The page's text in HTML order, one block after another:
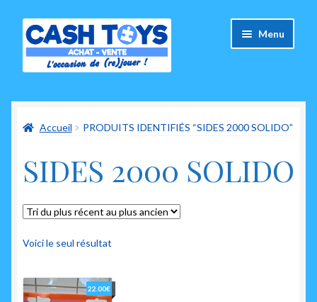
Aller
à
Aller
au
contenu
Menu
Carte Cadeau
Panier
Mes commandes
Mon compte
A propos de nous
Accueil PRODUITS IDENTIFIÉS “SIDES 2000 SOLIDO”
SIDES 2000 SOLIDO
Voici le seul résultat
22.00€